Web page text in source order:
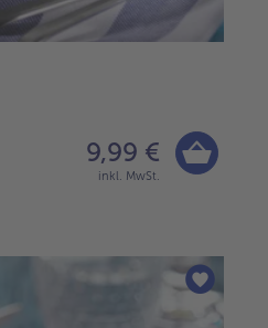
9,99 €
inkl. MwSt.